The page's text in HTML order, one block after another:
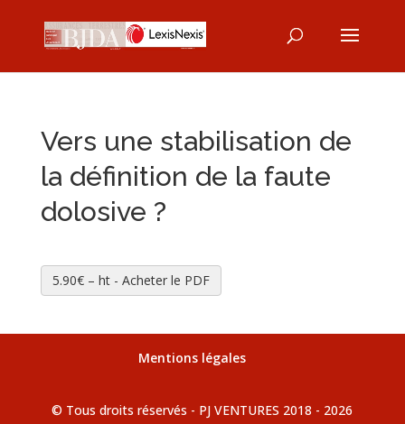
Vers une stabilisation de
la définition de la faute
dolosive ?
5.90€ – ht - Acheter le PDF
Mentions légales
© Tous droits réservés - PJ VENTURES 2018 - 2026